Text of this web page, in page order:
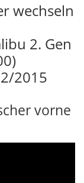
wechseln
2. Gen
2015
vorne